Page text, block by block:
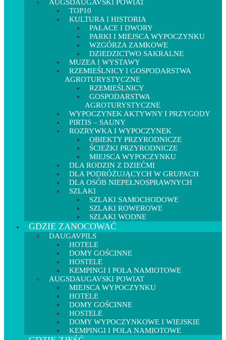
AUGSDAUGAVSKI POWIAT
TOP10
KULTURA I HISTORIA
PAŁACE I DWORY
PARKI I MIEJSCA WYPOCZYNKU
WZGÓRZA ZAMKOWE
DZIEDZICTWO SAKRALNE
MUZEA I WYSTAWY
RZEMIEŚLNICY I GOSPODARSTWA
AGROTURYSTYCZNE
RZEMIEŚLNICY
GOSPODARSTWA
AGROTURYSTYCZNE
WYPOCZYNEK AKTYWNY I PRZYGODY
PIRTIS – SAUNY
ROZRYWKA I WYPOCZYNEK
OBIEKTY PRZYRODNICZE
ŚCIEŻKI PRZYRODNICZE
MIEJSCA WYPOCZYNKU
DLA RODZIN Z DZIEĆMI
DLA PODRÓŻUJĄCYCH W GRUPACH
DLA OSÓB NIEPEŁNOSPRAWNYCH
SZLAKI
SZLAKI SAMOCHODOWE
SZLAKI ROWEROWE
SZLAKI WODNE
GDZIE ZANOCOWAĆ
DAUGAVPILS
HOTELE
DOMY GOŚCINNE
HOSTELE
KEMPINGI I POLA NAMIOTOWE
AUGSDAUGAVSKI POWIAT
MIEJSCA WYPOCZYNKU
HOTELE
DOMY GOŚCINNE
HOSTELE
DOMY WYPOCZYNKOWE I WIEJSKIE
KEMPINGI I POLA NAMIOTOWE